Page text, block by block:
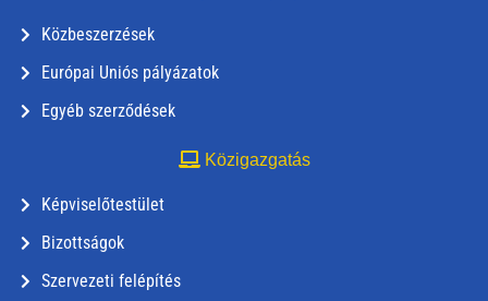
Közbeszerzések
Európai Uniós pályázatok
Egyéb szerződések
Közigazgatás
Képviselőtestület
Bizottságok
Szervezeti felépítés